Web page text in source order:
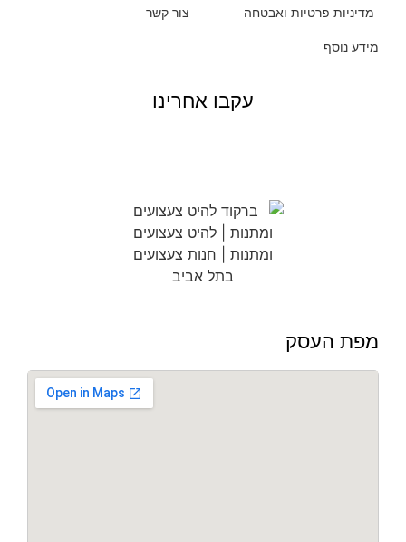
מדיניות פרטיות ואבטחה
מידע נוסף
צור קשר
עקבו אחרינו
מפת העסק